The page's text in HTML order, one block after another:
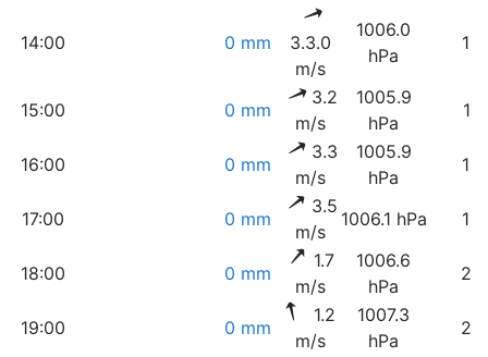
14:00 0 mm
3.3.0
m/s
1006.0
hPa
15:00 0 mm
3.2
m/s
1005.9
hPa
16:00 0 mm
3.3
m/s
1005.9
hPa
17:00 0 mm
3.5
m/s
1006.1 hPa
18:00 0 mm
1.7
m/s
1006.6
hPa
19:00 0 mm
1.2
m/s
1007.3
hPa